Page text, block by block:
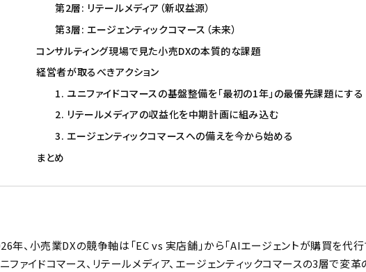
第2層: リテールメディア（新収益源）
第3層: エージェンティックコマース（未来）
コンサルティング現場で見た小売DXの本質的な課題
経営者が取るべきアクション
1. ユニファイドコマースの基盤整備を「最初の1年」の最優先課題にする
2. リテールメディアの収益化を中期計画に組み込む
3. エージェンティックコマースへの備えを今から始める
まとめ
年、小売業DXの競争軸は「EC vs 実店舗」から「AIエージェントが購買を代行
ファイドコマース、リテールメディア、エージェンティックコマースの3層で変